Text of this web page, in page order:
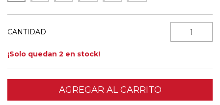
CANTIDAD
¡Solo quedan 2 en stock!